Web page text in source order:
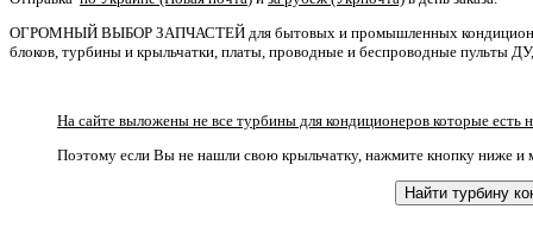
ОГРОМНЫЙ ВЫБОР ЗАПЧАСТЕЙ для бытовых и промышленных
блоков, турбины и крыльчатки, платы, проводные и беспроводные пульты
На сайте выложены не все турбины для кондиционеров которые есть
Поэтому если Вы не нашли свою крыльчатку, нажмите кнопку ниже
Найти турбину